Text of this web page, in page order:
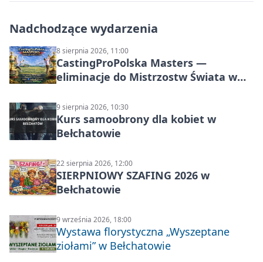
Nadchodzące wydarzenia
8 sierpnia 2026, 11:00
CastingProPolska Masters —
eliminacje do Mistrzostw Świata w
9 sierpnia 2026, 10:30
Kurs samoobrony dla kobiet w
Bełchatowie
22 sierpnia 2026, 12:00
SIERPNIOWY SZAFING 2026 w
Bełchatowie
9 września 2026, 18:00
Wystawa florystyczna „Wyszeptane
ziołami” w Bełchatowie